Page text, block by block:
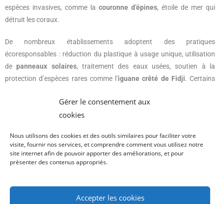
Gérer le consentement aux
cookies
Nous utilisons des cookies et des outils similaires pour faciliter votre
visite, fournir nos services, et comprendre comment vous utilisez notre
site internet afin de pouvoir apporter des améliorations, et pour
présenter des contenus appropriés.
Accepter les cookies
espèces invasives, comme la couronne d’épines, étoile de mer qui
détruit les coraux.
De nombreux établissements adoptent des pratiques
écoresponsables : réduction du plastique à usage unique, utilisation
depanneaux solaires, traitement des eaux usées, soutien à la
protection d’espèces rares comme l’iguane crêté de Fidji. Certains
conservation, qu’il s’agisse de planter des arbres côtiers ou de
relâcher des bébés tortues marines.
Pour que cet archipel conserve son éclat, chaque visiteur a un rôle à
jouer : respecter les récifs, limiter les déchets et privilégier les
expériences qui soutiennent les communautés locales. C’est ainsi que
générations futures.